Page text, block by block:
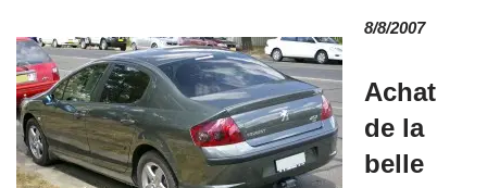
8/8/2007
Achat
de la
belle